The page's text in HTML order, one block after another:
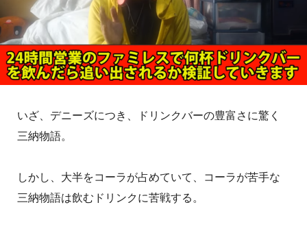
いざ、デニーズにつき、ドリンクバーの豊富さに驚く
三納物語。
しかし、大半をコーラが占めていて、コーラが苦手な
三納物語は飲むドリンクに苦戦する。